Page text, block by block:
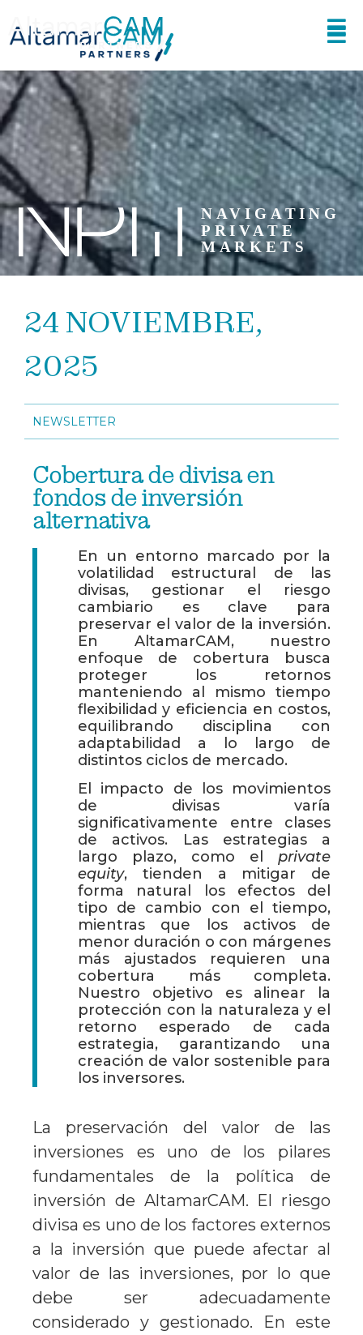
24 NOVIEMBRE,
2025
NEWSLETTER
Cobertura de divisa en
fondos de inversión
alternativa
En un entorno marcado por la
volatilidad estructural de las
divisas, gestionar el riesgo
cambiario es clave para
preservar el valor de la inversión.
En AltamarCAM, nuestro
enfoque de cobertura busca
proteger los retornos
manteniendo al mismo tiempo
flexibilidad y eficiencia en costos,
equilibrando disciplina con
adaptabilidad a lo largo de
distintos ciclos de mercado.
El impacto de los movimientos
de divisas varía
significativamente entre clases
de activos. Las estrategias a
largo plazo, como el private
equity, tienden a mitigar de
forma natural los efectos del
tipo de cambio con el tiempo,
mientras que los activos de
menor duración o con márgenes
más ajustados requieren una
cobertura más completa.
Nuestro objetivo es alinear la
protección con la naturaleza y el
retorno esperado de cada
estrategia, garantizando una
creación de valor sostenible para
los inversores.
La preservación del valor de las
inversiones es uno de los pilares
fundamentales de la política de
inversión de AltamarCAM. El riesgo
divisa es uno de los factores externos
a la inversión que puede afectar al
valor de las inversiones, por lo que
debe ser adecuadamente
considerado y gestionado. En este